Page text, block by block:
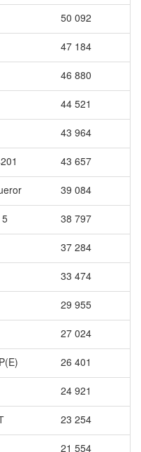
50 092
47 184
46 880
44 521
43 964
43 657
39 084
38 797
37 284
33 474
29 955
27 024
26 401
24 921
23 254
21 554